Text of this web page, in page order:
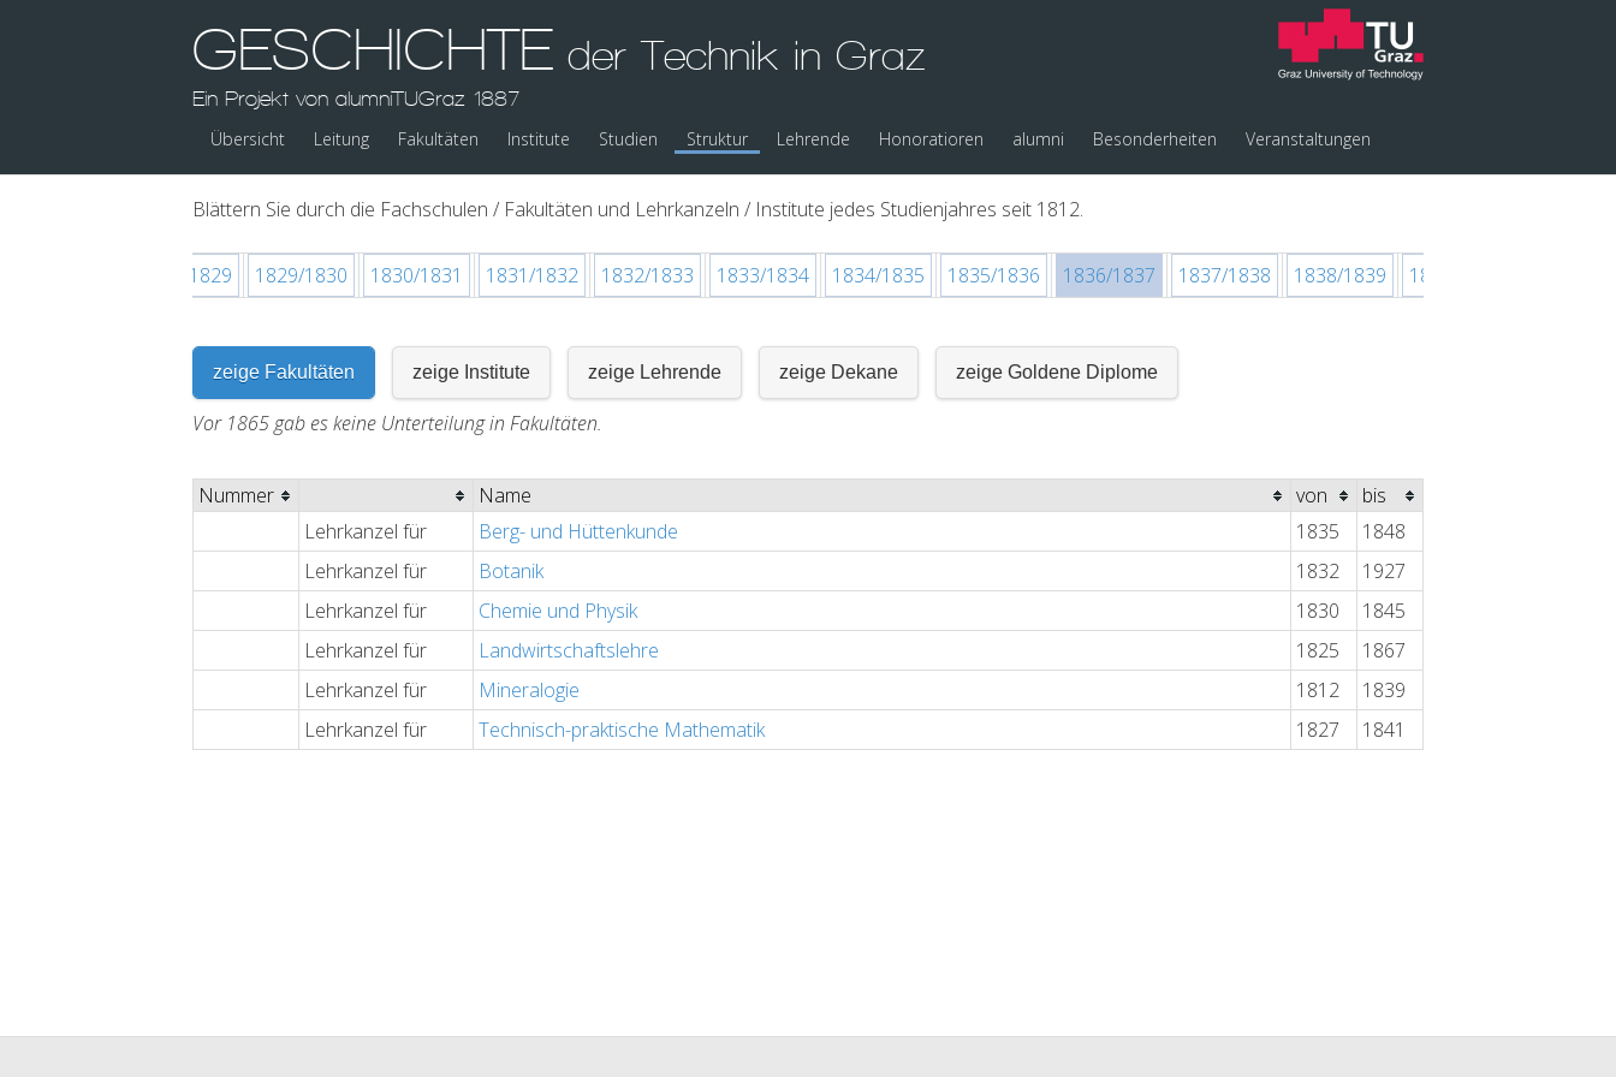
GESCHICHTE der Technik in Graz
Ein Projekt von alumniTUGraz 1887
Übersicht Leitung Fakultäten Institute Studien Struktur Lehrende Honoratioren alumni Besonderheiten Veranstaltungen
Blättern Sie durch die Fachschulen / Fakultäten und Lehrkanzeln / Institute jedes Studienjahres seit 1812.
1828/1829 1829/1830 1830/1831 1831/1832 1832/1833 1833/1834 1834/1835 1835/1836 1836/1837 1837/1838 1838/1839 1839/1840
zeige Fakultäten zeige Institute zeige Lehrende zeige Dekane zeige Goldene Diplome
Vor 1865 gab es keine Unterteilung in Fakultäten.
Nummer Name von
bis
Lehrkanzel für
Berg- und Hüttenkunde 1835
1848
Lehrkanzel für
Botanik 1832
1927
Lehrkanzel für
Chemie und Physik 1830
1845
Lehrkanzel für
Landwirtschaftslehre 1825
1867
Lehrkanzel für
Mineralogie 1812
1839
Lehrkanzel für
Technisch-praktische Mathematik 1827 1841